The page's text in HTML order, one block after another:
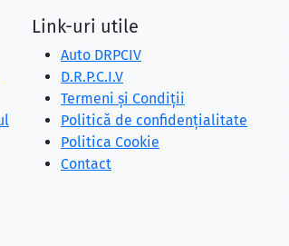
Link-uri utile
Auto DRPCIV
D.R.P.C.I.V
Termeni și Condiții
Politică de confidențialitate
Politica Cookie
Contact